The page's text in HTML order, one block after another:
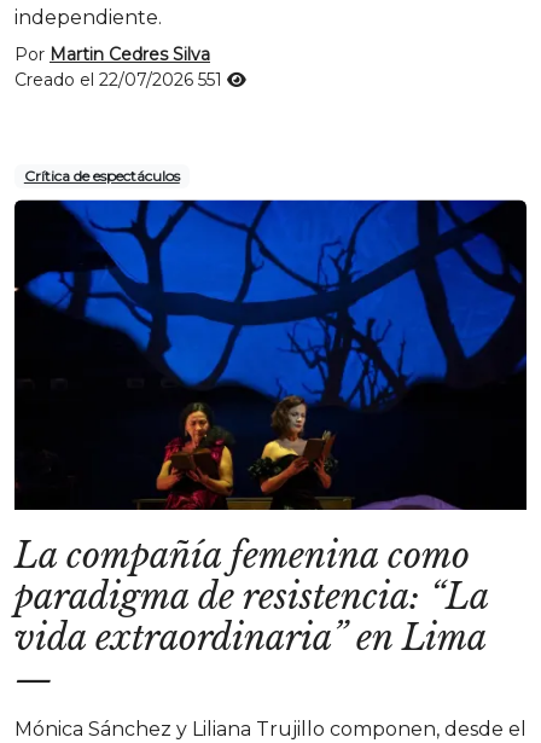
independiente.
Por Martin Cedres Silva
Creado el 22/07/2026 551
Crítica de espectáculos
La compañía femenina como
paradigma de resistencia: “La
vida extraordinaria” en Lima
—
Mónica Sánchez y Liliana Trujillo componen, desde el